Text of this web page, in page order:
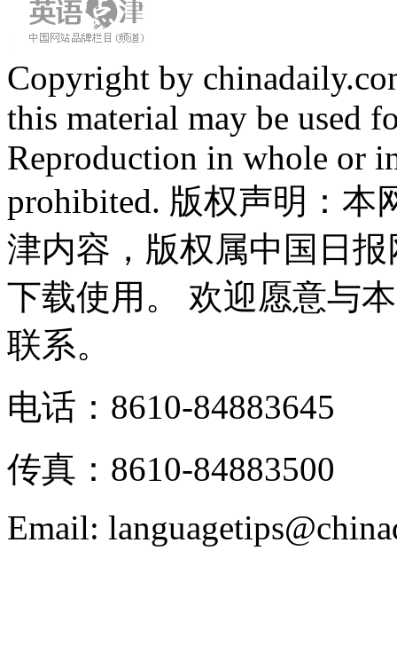
Copyright by
this material may be used
Reproduction in whole or
prohibited. 版权声明：
津内容，版权属中国日
下载使用。 欢迎愿意与
联系。
电话：8610-84883645
传真：8610-84883500
Email: